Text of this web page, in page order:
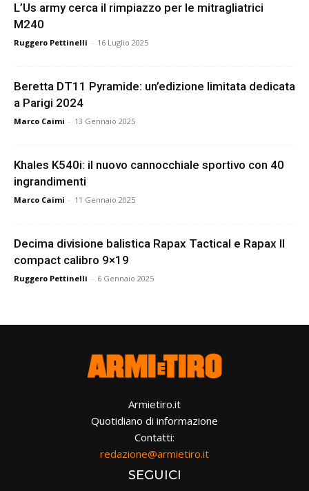
L’Us army cerca il rimpiazzo per le mitragliatrici
M240
Ruggero Pettinelli - 16 Luglio 2025
Beretta DT11 Pyramide: un’edizione limitata dedicata
a Parigi 2024
Marco Caimi - 13 Gennaio 2025
Khales K540i: il nuovo cannocchiale sportivo con 40
ingrandimenti
Marco Caimi - 11 Gennaio 2025
Decima divisione balistica Rapax Tactical e Rapax II
compact calibro 9×19
Ruggero Pettinelli - 6 Gennaio 2025
Armietiro.it
Quotidiano di informazione
Contatti:
redazione@armietiro.it
SEGUICI